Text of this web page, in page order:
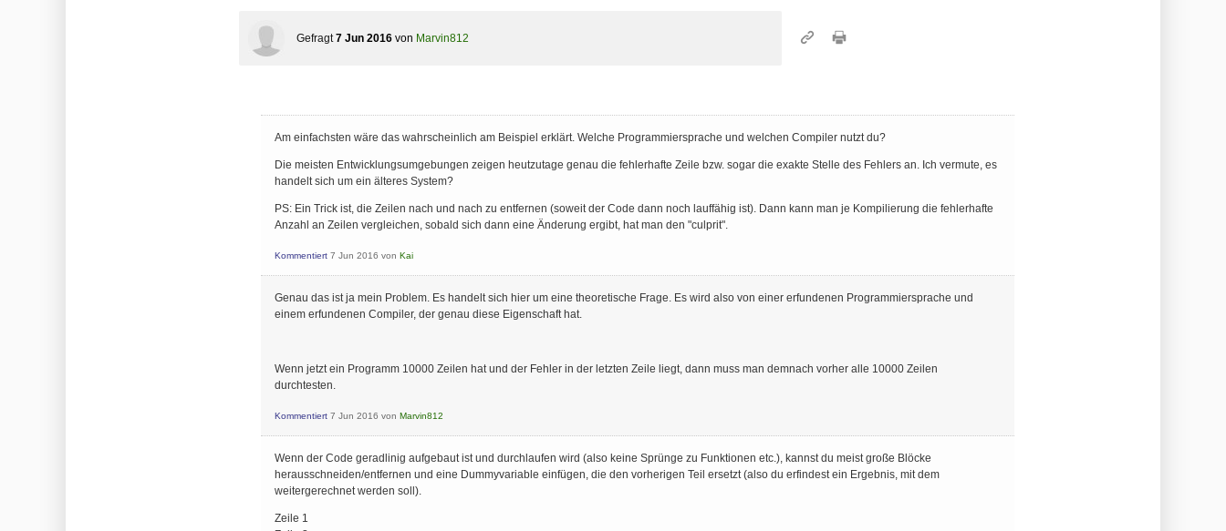
Gefragt 7 Jun 2016 von Marvin812
Am einfachsten wäre das wahrscheinlich am Beispiel erklärt. Welche Programmiersprache und welchen Compiler nutzt du?
Die meisten Entwicklungsumgebungen zeigen heutzutage genau die fehlerhafte Zeile bzw. sogar die exakte Stelle des Fehlers an. Ich vermute, es
handelt sich um ein älteres System?
PS: Ein Trick ist, die Zeilen nach und nach zu entfernen (soweit der Code dann noch lauffähig ist). Dann kann man je Kompilierung die fehlerhafte
Anzahl an Zeilen vergleichen, sobald sich dann eine Änderung ergibt, hat man den "culprit".
Kommentiert 7 Jun 2016 von Kai
Genau das ist ja mein Problem. Es handelt sich hier um eine theoretische Frage. Es wird also von einer erfundenen Programmiersprache und
einem erfundenen Compiler, der genau diese Eigenschaft hat.
Wenn jetzt ein Programm 10000 Zeilen hat und der Fehler in der letzten Zeile liegt, dann muss man demnach vorher alle 10000 Zeilen
durchtesten.
Kommentiert 7 Jun 2016 von Marvin812
Wenn der Code geradlinig aufgebaut ist und durchlaufen wird (also keine Sprünge zu Funktionen etc.), kannst du meist große Blöcke
herausschneiden/entfernen und eine Dummyvariable einfügen, die den vorherigen Teil ersetzt (also du erfindest ein Ergebnis, mit dem
weitergerechnet werden soll).
Zeile 1